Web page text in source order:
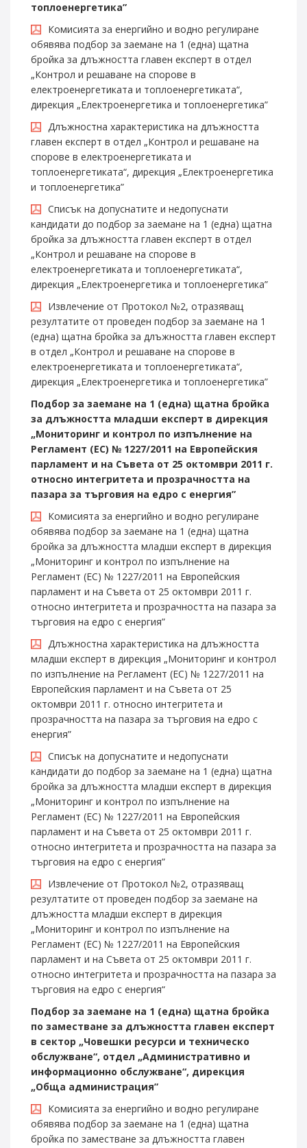
топлоенергетика”
Комисията за енергийно и водно регулиране
обявява подбор за заемане на 1 (една) щатна
бройка за длъжността главен експерт в отдел
„Контрол и решаване на спорове в
електроенергетиката и топлоенергетиката“,
дирекция „Електроенергетика и топлоенергетика”
Длъжностна характеристика на длъжността
главен експерт в отдел „Контрол и решаване на
спорове в електроенергетиката и
топлоенергетиката“, дирекция „Електроенергетика
и топлоенергетика”
Списък на допуснатите и недопуснати
кандидати до подбор за заемане на 1 (една) щатна
бройка за длъжността главен експерт в отдел
„Контрол и решаване на спорове в
електроенергетиката и топлоенергетиката“,
дирекция „Електроенергетика и топлоенергетика”
Извлечение от Протокол №2, отразяващ
резултатите от проведен подбор за заемане на 1
(една) щатна бройка за длъжността главен експерт
в отдел „Контрол и решаване на спорове в
електроенергетиката и топлоенергетиката“,
дирекция „Електроенергетика и топлоенергетика”
Подбор за заемане на 1 (една) щатна бройка
за длъжността младши експерт в дирекция
„Мониторинг и контрол по изпълнение на
Регламент (ЕС) № 1227/2011 на Европейския
парламент и на Съвета от 25 октомври 2011 г.
относно интегритета и прозрачността на
пазара за търговия на едро с енергия”
Комисията за енергийно и водно регулиране
обявява подбор за заемане на 1 (една) щатна
бройка за длъжността младши експерт в дирекция
„Мониторинг и контрол по изпълнение на
Регламент (ЕС) № 1227/2011 на Европейския
парламент и на Съвета от 25 октомври 2011 г.
относно интегритета и прозрачността на пазара за
търговия на едро с енергия”
Длъжностна характеристика на длъжността
младши експерт в дирекция „Мониторинг и контрол
по изпълнение на Регламент (ЕС) № 1227/2011 на
Европейския парламент и на Съвета от 25
октомври 2011 г. относно интегритета и
прозрачността на пазара за търговия на едро с
енергия”
Списък на допуснатите и недопуснати
кандидати до подбор за заемане на 1 (една) щатна
бройка за длъжността младши експерт в дирекция
„Мониторинг и контрол по изпълнение на
Регламент (ЕС) № 1227/2011 на Европейския
парламент и на Съвета от 25 октомври 2011 г.
относно интегритета и прозрачността на пазара за
търговия на едро с енергия”
Извлечение от Протокол №2, отразяващ
резултатите от проведен подбор за заемане на
длъжността младши експерт в дирекция
„Мониторинг и контрол по изпълнение на
Регламент (ЕС) № 1227/2011 на Европейския
парламент и на Съвета от 25 октомври 2011 г.
относно интегритета и прозрачността на пазара за
търговия на едро с енергия“
Подбор за заемане на 1 (една) щатна бройка
по заместване за длъжността главен експерт
в сектор „Човешки ресурси и техническо
обслужване“, отдел „Административно и
информационно обслужване“, дирекция
„Обща администрация”
Комисията за енергийно и водно регулиране
обявява подбор за заемане на 1 (една) щатна
бройка по заместване за длъжността главен